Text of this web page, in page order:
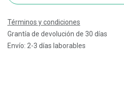
Términos y condiciones
Grantía de devolución de 30 días
Envío: 2-3 días laborables